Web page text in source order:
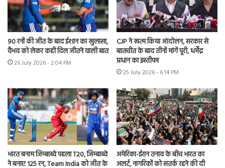
90 रनों की जीत के बाद ईशान का खुलासा,
वैभव को लेकर कही दिल जीतने वाली बात
26 July 2026 - 2:04 PM
CJP ने खत्म किया आंदोलन, सरकार से
बातचीत के बाद तीनों मांगें पूरी, धर्मेंद्र
प्रधान का इस्तीफा
25 July 2026 - 6:14 PM
भारत बनाम जिम्बाब्वे पहला T20, जिम्बाब्वे
ने बनाए 125 रन, Team India को जीत के
अमेरिका-ईरान तनाव के बीच भारत का
अलर्ट, नागरिकों को सतर्क रहने की दी